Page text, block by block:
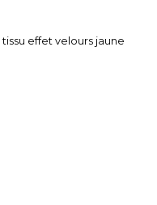
effet velours jaune